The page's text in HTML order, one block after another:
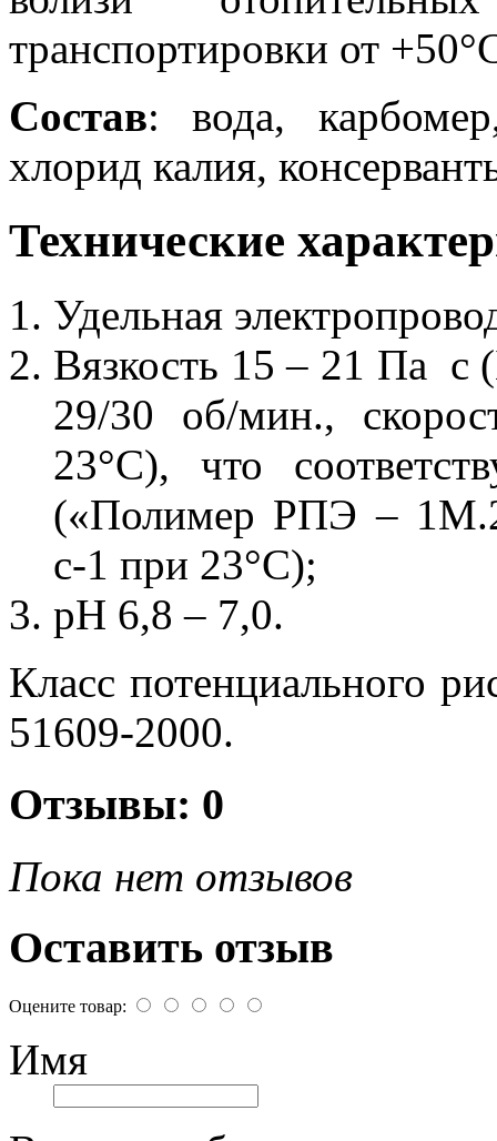
транспортировки от
Состав: вода,
хлорид калия,
Технические
Удельная
Вязкость 15 – 21 Па с
29/30 об/мин.,
23°С), что
(«Полимер РПЭ –
с-1 при 23°С);
рН 6,8 – 7,0.
Класс потенциального
51609-2000.
Отзывы: 0
Пока нет отзывов
Оставить отзыв
Оцените товар:
Имя